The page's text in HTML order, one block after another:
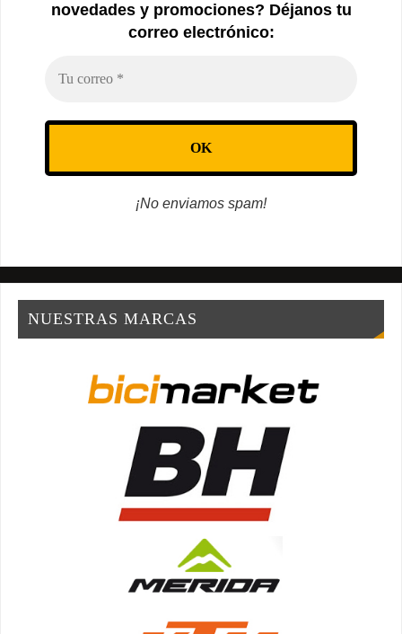
novedades y promociones? Déjanos tu
correo electrónico:
¡No enviamos spam!
NUESTRAS MARCAS